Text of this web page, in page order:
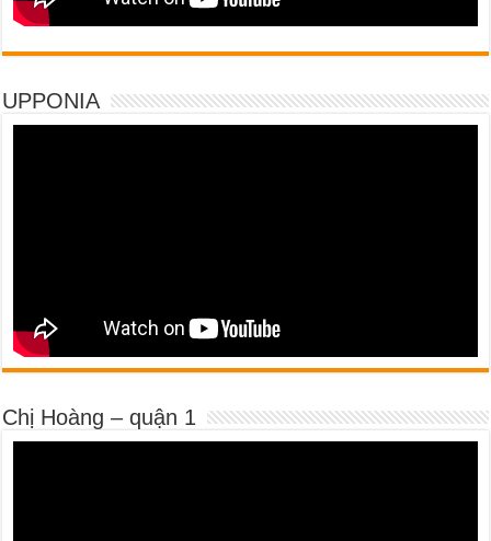
UPPONIA
Chị Hoàng – quận 1